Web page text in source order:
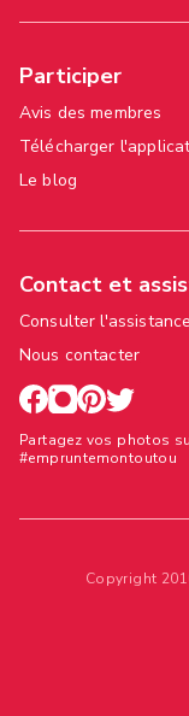
Participer
Avis des membres
Télécharger
Le blog
Contact et
Consulter
Nous contacter
Partagez vos photos
#empruntemontoutou
Copyright